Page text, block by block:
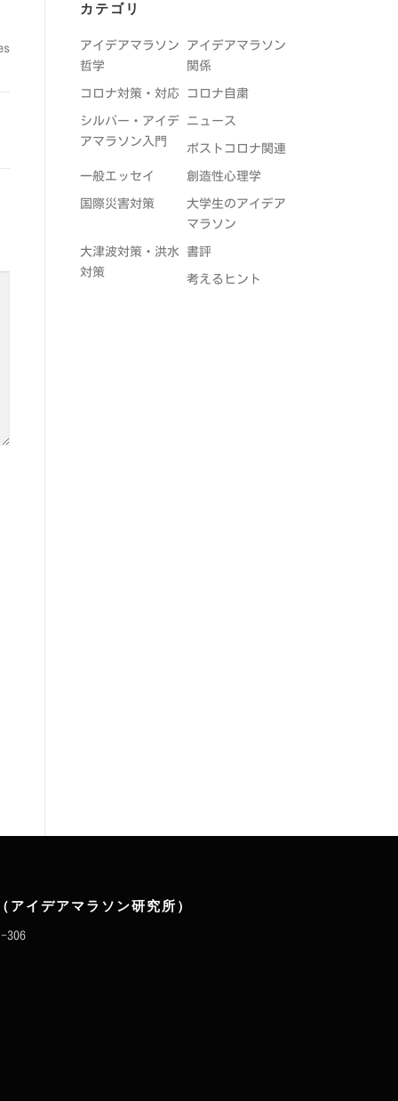
カテゴリ
アイデアマラソン
哲学
アイデアマラソン
関係
コロナ対策・対応 コロナ自粛
シルバー・アイデ
アマラソン入門
ニュース
ポストコロナ関連
一般エッセイ 創造性心理学
国際災害対策
大学生のアイデア
マラソン
大津波対策・洪水
対策
書評
考えるヒント
イデアマラソン研究所）
306